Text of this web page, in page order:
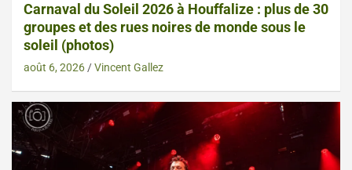
Carnaval du Soleil 2026 à Houffalize : plus de 30
groupes et des rues noires de monde sous le
soleil (photos)
août 6, 2026 Vincent Gallez